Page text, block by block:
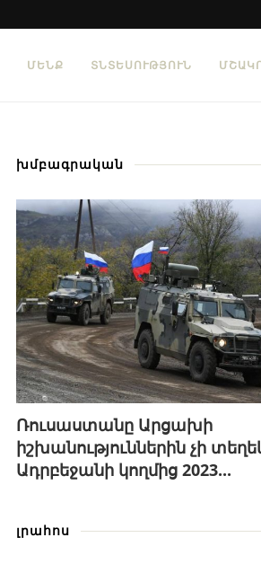
ՄԵՆՔ ՏՆՏԵՍՈՒԹՅՈՒՆ
խմբագրական
Ռուսաստանը Արցախի
իշխանություններին չի
Ադրբեջանի կողմից 2023...
լրահոս